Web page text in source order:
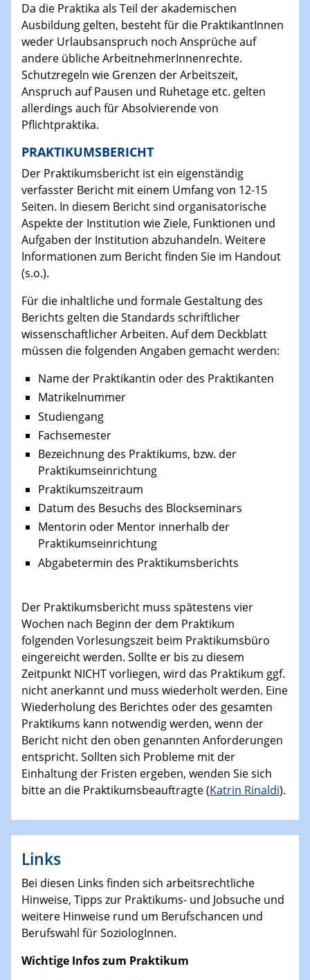
Da die Praktika als Teil der akademischen
Ausbildung gelten, besteht für die PraktikantInnen
weder Urlaubsanspruch noch Ansprüche auf
andere übliche ArbeitnehmerInnenrechte.
Schutzregeln wie Grenzen der Arbeitszeit,
Anspruch auf Pausen und Ruhetage etc. gelten
allerdings auch für Absolvierende von
Pflichtpraktika.
PRAKTIKUMSBERICHT
Der Praktikumsbericht ist ein eigenständig
verfasster Bericht mit einem Umfang von 12-15
Seiten. In diesem Bericht sind organisatorische
Aspekte der Institution wie Ziele, Funktionen und
Aufgaben der Institution abzuhandeln. Weitere
Informationen zum Bericht finden Sie im Handout
(s.o.).
Für die inhaltliche und formale Gestaltung des
Berichts gelten die Standards schriftlicher
wissenschaftlicher Arbeiten. Auf dem Deckblatt
müssen die folgenden Angaben gemacht werden:
Name der Praktikantin oder des Praktikanten
Matrikelnummer
Studiengang
Fachsemester
Bezeichnung des Praktikums, bzw. der
Praktikumseinrichtung
Praktikumszeitraum
Datum des Besuchs des Blockseminars
Mentorin oder Mentor innerhalb der
Praktikumseinrichtung
Abgabetermin des Praktikumsberichts
Der Praktikumsbericht muss spätestens vier
Wochen nach Beginn der dem Praktikum
folgenden Vorlesungszeit beim Praktikumsbüro
eingereicht werden. Sollte er bis zu diesem
Zeitpunkt NICHT vorliegen, wird das Praktikum ggf.
nicht anerkannt und muss wiederholt werden. Eine
Wiederholung des Berichtes oder des gesamten
Praktikums kann notwendig werden, wenn der
Bericht nicht den oben genannten Anforderungen
entspricht. Sollten sich Probleme mit der
Einhaltung der Fristen ergeben, wenden Sie sich
bitte an die Praktikumsbeauftragte (Katrin Rinaldi).
Links
Bei diesen Links finden sich arbeitsrechtliche
Hinweise, Tipps zur Praktikums- und Jobsuche und
weitere Hinweise rund um Berufschancen und
Berufswahl für SoziologInnen.
Wichtige Infos zum Praktikum